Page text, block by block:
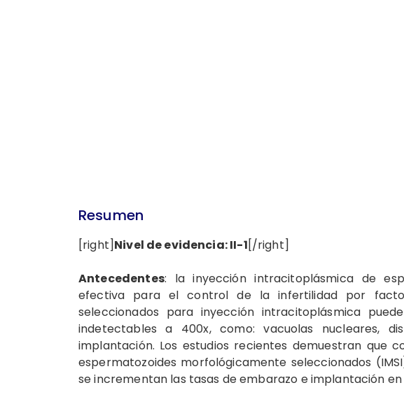
Resumen
[right]Nivel de evidencia: II-1[/right]
Antecedentes: la inyección intracitoplásmica de
efectiva para el control de la infertilidad por factor
seleccionados para inyección intracitoplásmica
indetectables a 400x, como: vacuolas nucleares,
implantación. Los estudios recientes demuestran que
espermatozoides morfológicamente seleccionados
se incrementan las tasas de embarazo e implantación